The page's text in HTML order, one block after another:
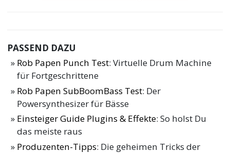
PASSEND DAZU
Rob Papen Punch Test: Virtuelle Drum Machine
für Fortgeschrittene
Rob Papen SubBoomBass Test: Der
Powersynthesizer für Bässe
Einsteiger Guide Plugins & Effekte: So holst Du
das meiste raus
Produzenten-Tipps: Die geheimen Tricks der